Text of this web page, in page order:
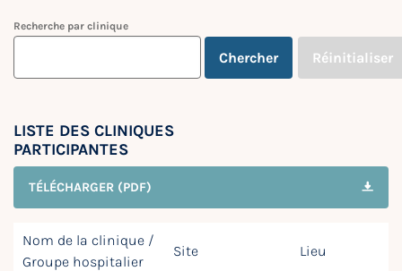
Recherche par clinique
Chercher Réinitialiser
LISTE DES CLINIQUES
PARTICIPANTES
TÉLÉCHARGER (PDF)
Nom de la clinique /
Groupe hospitalier
Site Lieu